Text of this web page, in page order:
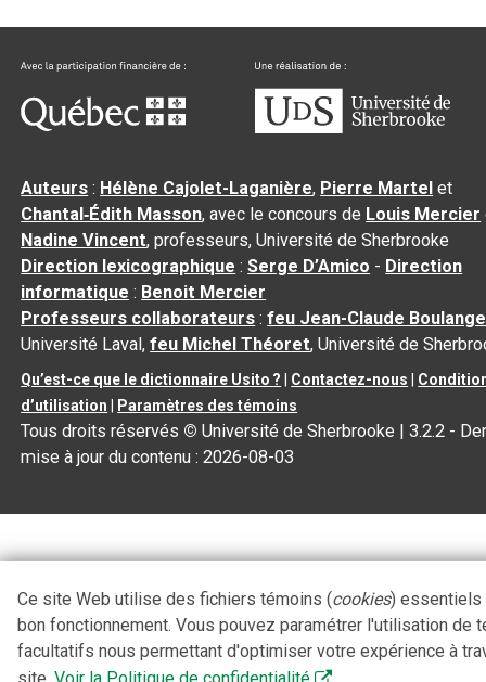
Auteurs : Hélène Cajolet-Laganière, Pierre Martel et
Chantal‑Édith Masson, avec le concours de Louis Mercier
Nadine Vincent, professeurs, Université de Sherbrooke
Direction lexicographique :Serge D’Amico - Direction
informatique : Benoit Mercier
Professeurs collaborateurs :feu Jean-Claude
Université Laval,feu Michel Théoret, Université de
Qu’est-ce que le dictionnaire Usito ? Contactez-nous
d’utilisation
Paramètres des témoins
Tous droits réservés © Université de Sherbrooke |3.2.2 -
mise à jour du contenu :2026-08-03
Ce site Web utilise des fichiers témoins (cookies) essentiels
bon fonctionnement. Vous pouvez paramétrer l'utilisation de
facultatifs nous permettant d'optimiser votre expérience à